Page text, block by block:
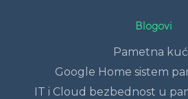
Blogovi
Pametna
Google Home sistem
IT i Cloud bezbednost u